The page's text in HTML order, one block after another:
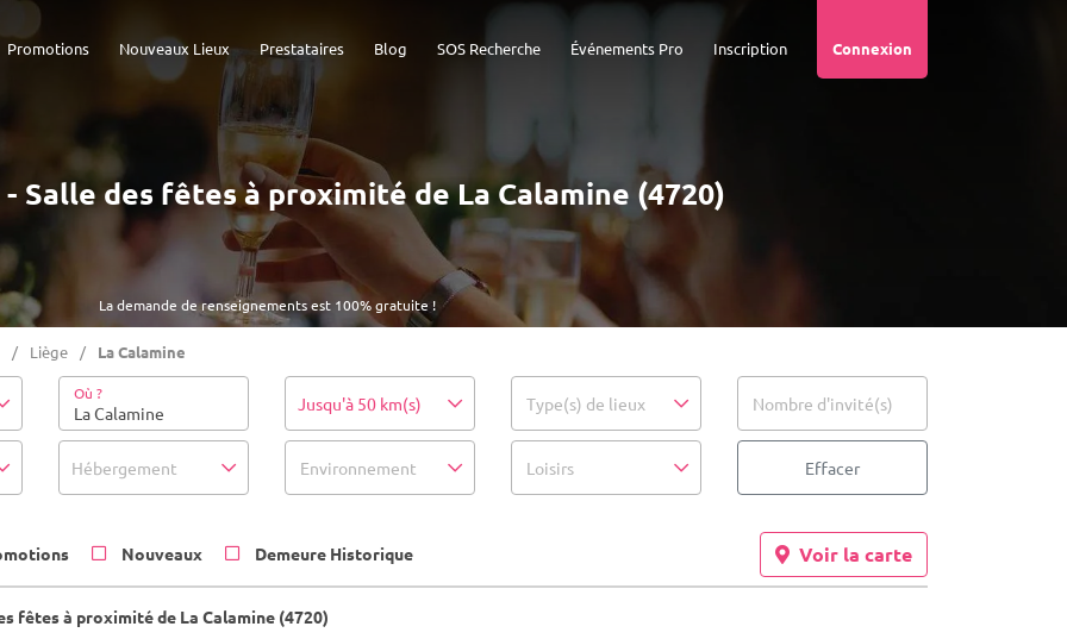
Connexion
Inscription
Événements Pro
SOS Recherche
Blog
Prestataires
Nouveaux Lieux
Promotions
La demande de renseignements est 100% gratuite !
Salle des fêtes à proximité de La Calamine (4720)
Liège La Calamine
Où ? Jusqu'à 50 km(s) Type(s) de lieux Nombre d'invité(s)
Hébergement Environnement Loisirs Effacer
Nouveaux Demeure Historique Voir la carte
fêtes à proximité de La Calamine (4720)